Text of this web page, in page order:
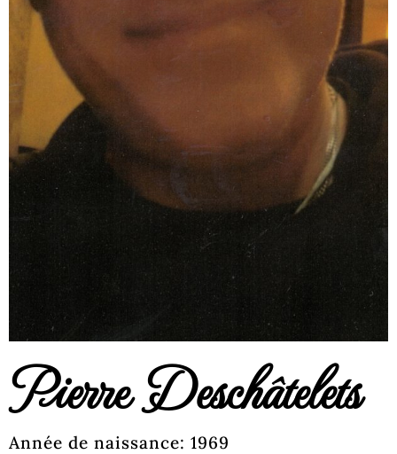
Pierre Deschâtelets
Année de naissance: 1969